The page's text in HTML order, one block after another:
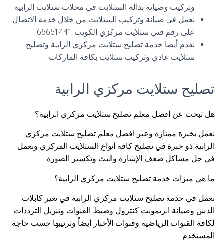
وتركيب وصيانة بدالة الستلايت في محلات ستلايت الرابية
نعمل في صيانة وتركيب الستلايت من خلال خدمة الاتصال
على رقم فني ستلايت مركزي الكويت 65651441
نقدم أيضا خدمة تصليح ستلايت مركزي الرابية وتصليح
ستلايت عادي وتركيب ستلايت بكافة الماركات
تصليح ستلايت مركزي الرابية
هل تبحث عن افضل معلم تصليح ستلايت مركزي الرابية؟
نعمل بخبرة ممتازة وعبر افضل معلم تصليح ستلايت مركزي
الرابية ذو خبرة في تصليح كافة أنواع الستلايت المركزي ونعمل
في حل مشاكل ضعف الإشارة والبث وتكسير الصورة
ما هي ميزات خدمة تصليح ستلايت مركزي الرابية؟
نعمل في خدمة تصليح ستلايت مركزي الرابية في تغير كابلات
الدش وصيانة الريمونت كنترول وضبط القنوات وتنزيل الترددات
لكافة القنوات الرياضية وقنوات الأخبار أيضاً وترتيبها حسب حاجة
المستخدم.